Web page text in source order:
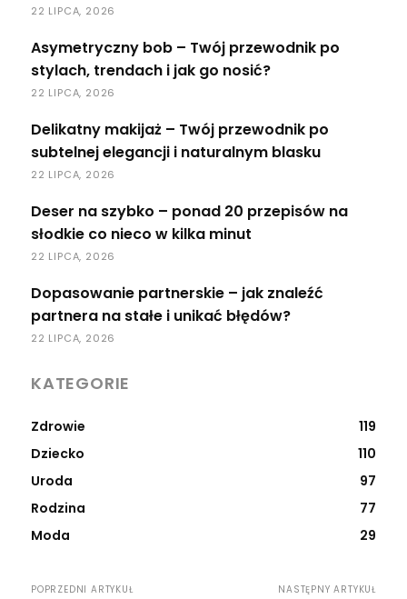
22 LIPCA, 2026
Asymetryczny bob – Twój przewodnik po
stylach, trendach i jak go nosić?
22 LIPCA, 2026
Delikatny makijaż – Twój przewodnik po
subtelnej elegancji i naturalnym blasku
22 LIPCA, 2026
Deser na szybko – ponad 20 przepisów na
słodkie co nieco w kilka minut
22 LIPCA, 2026
Dopasowanie partnerskie – jak znaleźć
partnera na stałe i unikać błędów?
22 LIPCA, 2026
KATEGORIE
Zdrowie
119
Dziecko
110
Uroda
97
Rodzina
77
Moda
29
POPRZEDNI ARTYKUŁ NASTĘPNY ARTYKUŁ